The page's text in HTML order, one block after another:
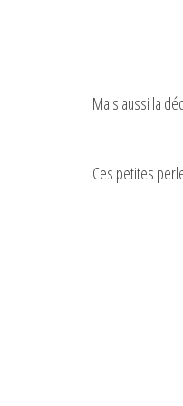
Mais aussi la
Ces petites